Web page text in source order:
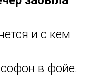
и с кем
в фойе.